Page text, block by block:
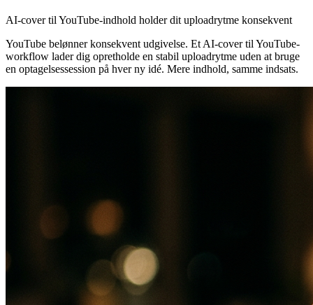
AI-cover til YouTube-indhold holder dit uploadrytme konsekvent
YouTube belønner konsekvent udgivelse. Et AI-cover til YouTube-
workflow lader dig opretholde en stabil uploadrytme uden at bruge
en optagelsessession på hver ny idé. Mere indhold, samme indsats.